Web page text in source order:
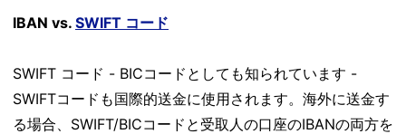
IBAN vs. SWIFT コード
SWIFT コード - BICコードとしても知られています -
SWIFTコードも国際的送金に使用されます。海外に送金す
る場合、SWIFT/BICコードと受取人の口座のIBANの両方を